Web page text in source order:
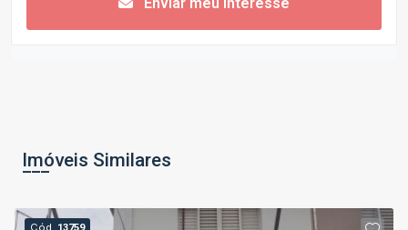
Imóveis Similares
Cód.